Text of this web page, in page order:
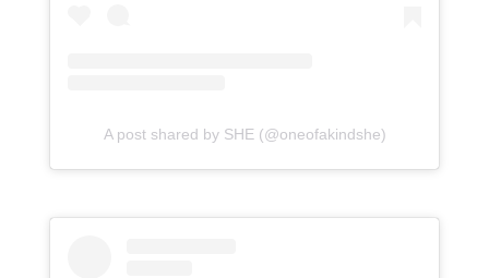
A post shared by SHE (@oneofakindshe)